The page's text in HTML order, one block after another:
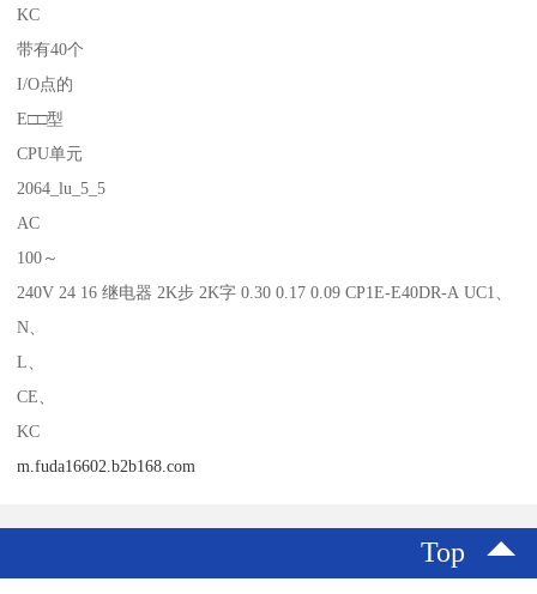
KC
带有40个
I/O点的
E□□型
CPU单元
2064_lu_5_5
AC
100～
240V 24 16 继电器 2K步 2K字 0.30 0.17 0.09 CP1E-E40DR-A UC1、
N、
L、
CE、
KC
m.fuda16602.b2b168.com
Top